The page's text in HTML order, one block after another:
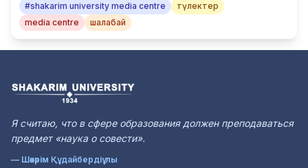
#shakarim university media centre
түлектер
media centre
шалабай
Я считаю, что в сфере образования должен преподаваться
предмет «наука о совести».
— Шәкәрім Құдайбердіұлы